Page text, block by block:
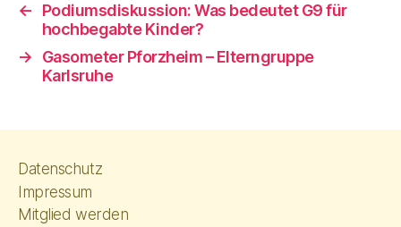
←
Podiumsdiskussion: Was bedeutet G9 für
hochbegabte Kinder?
→
Gasometer Pforzheim – Elterngruppe
Karlsruhe
Datenschutz
Impressum
Mitglied werden